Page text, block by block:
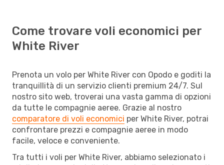
Come trovare voli economici per
White River
Prenota un volo per White River con Opodo e goditi la
tranquillità di un servizio clienti premium 24/7. Sul
nostro sito web, troverai una vasta gamma di opzioni
da tutte le compagnie aeree. Grazie al nostro
comparatore di voli economici per White River, potrai
confrontare prezzi e compagnie aeree in modo
facile, veloce e conveniente.
Tra tutti i voli per White River, abbiamo selezionato i